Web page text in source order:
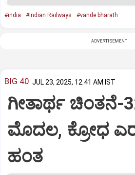
#india #Indian Railways #vande bharath
ADVERTISEMENT
BIG 40 JUL 23, 2025, 12:41 AM IST
ಗೀತಾರ್ಥ ಚಿಂತನೆ-
ಮೊದಲ, ಕ್ರೋಧ
ಹಂತ